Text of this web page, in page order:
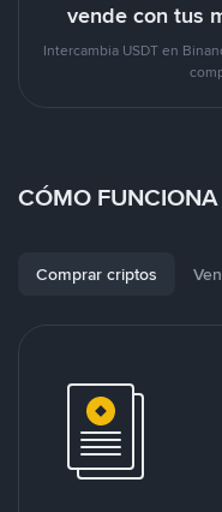
vende con tus
Intercambia USDT en
CÓMO
Comprar criptos